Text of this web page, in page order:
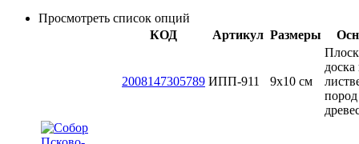
Просмотреть список опций
КОД
Артикул Размеры
2008147305789 ИПП-911 9х10 см
доска
пород